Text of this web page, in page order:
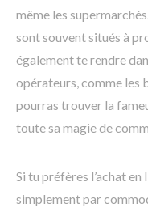
même les
sont souvent situés à
également te rendre
opérateurs, comme les
pourras trouver la
toute sa magie de
Si tu préfères l’achat
simplement par